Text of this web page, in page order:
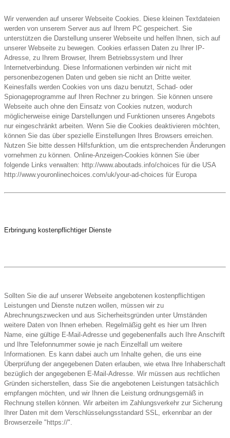
Wir verwenden auf unserer Webseite Cookies. Diese kleinen Textdateien
werden von unserem Server aus auf Ihrem PC gespeichert. Sie
unterstützen die Darstellung unserer Webseite und helfen Ihnen, sich auf
unserer Webseite zu bewegen. Cookies erfassen Daten zu Ihrer IP-
Adresse, zu Ihrem Browser, Ihrem Betriebssystem und Ihrer
Internetverbindung. Diese Informationen verbinden wir nicht mit
personenbezogenen Daten und geben sie nicht an Dritte weiter.
Keinesfalls werden Cookies von uns dazu benutzt, Schad- oder
Spionageprogramme auf Ihren Rechner zu bringen. Sie können unsere
Webseite auch ohne den Einsatz von Cookies nutzen, wodurch
möglicherweise einige Darstellungen und Funktionen unseres Angebots
nur eingeschränkt arbeiten. Wenn Sie die Cookies deaktivieren möchten,
können Sie das über spezielle Einstellungen Ihres Browsers erreichen.
Nutzen Sie bitte dessen Hilfsfunktion, um die entsprechenden Änderungen
vornehmen zu können. Online-Anzeigen-Cookies können Sie über
folgende Links verwalten: http://www.aboutads.info/choices für die USA
http://www.youronlinechoices.com/uk/your-ad-choices für Europa
Erbringung kostenpflichtiger Dienste
Sollten Sie die auf unserer Webseite angebotenen kostenpflichtigen
Leistungen und Dienste nutzen wollen, müssen wir zu
Abrechnungszwecken und aus Sicherheitsgründen unter Umständen
weitere Daten von Ihnen erheben. Regelmäßig geht es hier um Ihren
Name, eine gültige E-Mail-Adresse und gegebenenfalls auch Ihre Anschrift
und Ihre Telefonnummer sowie je nach Einzelfall um weitere
Informationen. Es kann dabei auch um Inhalte gehen, die uns eine
Überprüfung der angegebenen Daten erlauben, wie etwa Ihre Inhaberschaft
bezüglich der angegebenen E-Mail-Adresse. Wir müssen aus rechtlichen
Gründen sicherstellen, dass Sie die angebotenen Leistungen tatsächlich
empfangen möchten, und wir Ihnen die Leistung ordnungsgemäß in
Rechnung stellen können. Wir arbeiten im Zahlungsverkehr zur Sicherung
Ihrer Daten mit dem Verschlüsselungsstandard SSL, erkennbar an der
Browserzeile "https://".